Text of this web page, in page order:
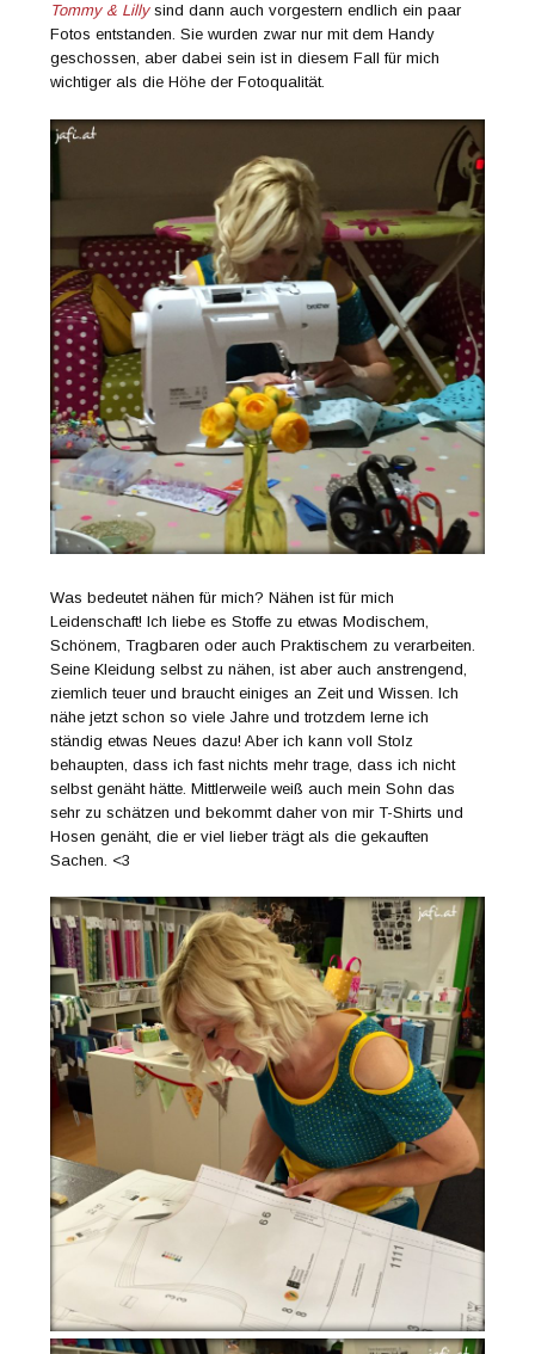
Tommy & Lillysind dann auch vorgestern endlich ein paar
Fotos entstanden. Sie wurden zwar nur mit dem Handy
geschossen, aber dabei sein ist in diesem Fall für mich
wichtiger als die Höhe der Fotoqualität.
Was bedeutet nähen für mich? Nähen ist für mich
Leidenschaft! Ich liebe es Stoffe zu etwas Modischem,
Schönem, Tragbaren oder auch Praktischem zu verarbeiten.
Seine Kleidung selbst zu nähen, ist aber auch anstrengend,
ziemlich teuer und braucht einiges an Zeit und Wissen. Ich
nähe jetzt schon so viele Jahre und trotzdem lerne ich
ständig etwas Neues dazu! Aber ich kann voll Stolz
behaupten, dass ich fast nichts mehr trage, dass ich nicht
selbst genäht hätte. Mittlerweile weiß auch mein Sohn das
sehr zu schätzen und bekommt daher von mir T-Shirts und
Hosen genäht, die er viel lieber trägt als die gekauften
Sachen. <3